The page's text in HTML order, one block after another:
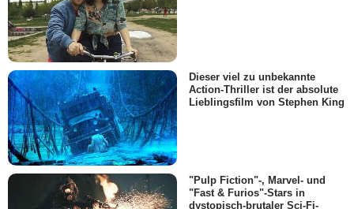
Dieser viel zu unbekannte
Action-Thriller ist der absolute
Lieblingsfilm von Stephen King
"Pulp Fiction"-, Marvel- und
"Fast & Furios"-Stars in
dystopisch-brutaler Sci-Fi-